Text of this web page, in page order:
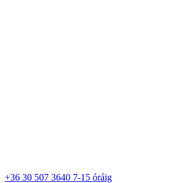
+36 30 507 3640 7-15 óráig